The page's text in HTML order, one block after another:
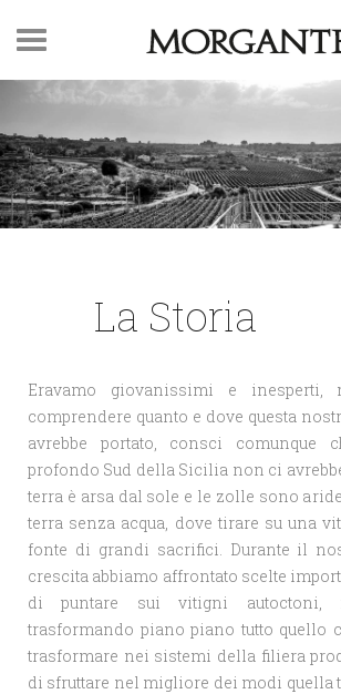
STORIA
La Storia
Eravamo giovanissimi e
comprendere quanto e dove questa
avrebbe portato, consci comunque
profondo Sud della Sicilia non ci
terra è arsa dal sole e le zolle sono
terra senza acqua, dove tirare su una
fonte di grandi sacrifici. Durante il
crescita abbiamo affrontato scelte
di puntare sui vitigni autoctoni,
trasformando piano piano tutto quello
trasformare nei sistemi della filiera
di sfruttare nel migliore dei modi quella